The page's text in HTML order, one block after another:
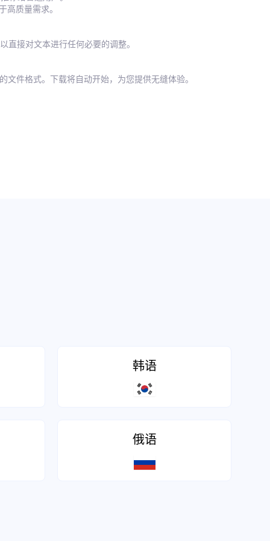
高质量需求。
直接对文本进行任何必要的调整。
件格式。下载将自动开始，为您提供无缝体验。
韩语
俄语